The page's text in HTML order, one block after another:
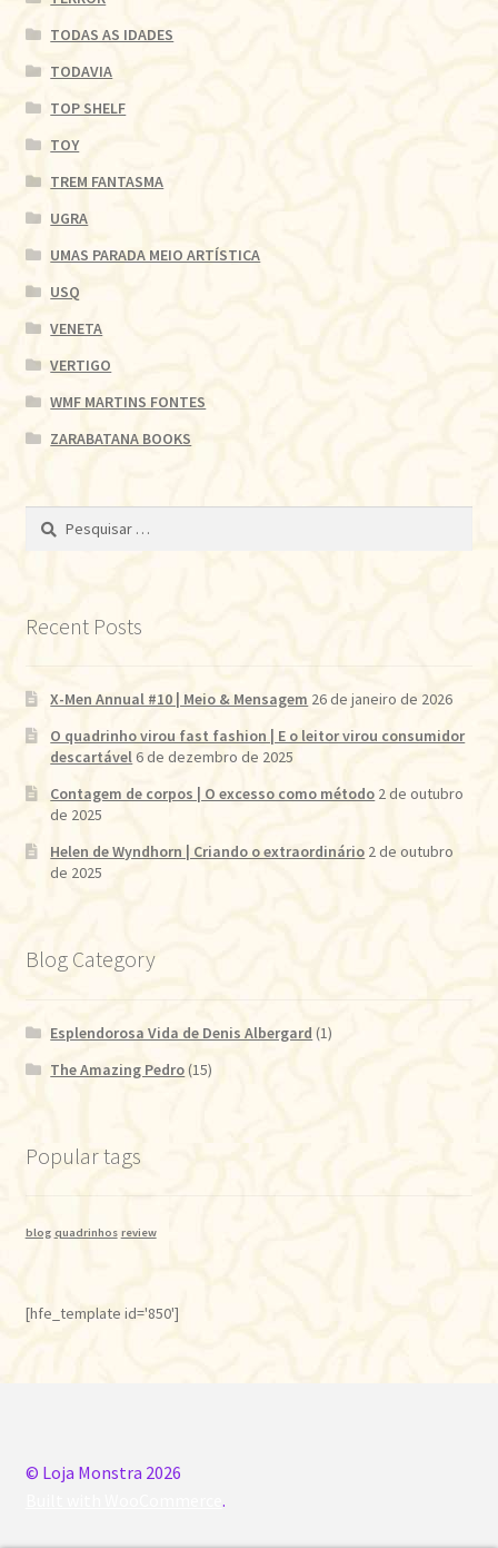
TODAS AS IDADES
TODAVIA
TOP SHELF
TOY
TREM FANTASMA
UGRA
UMAS PARADA MEIO ARTÍSTICA
USQ
VENETA
VERTIGO
WMF MARTINS FONTES
ZARABATANA BOOKS
Pesquisar
Recent Posts
X-Men Annual #10 | Meio & Mensagem 26 de janeiro de 2026
O quadrinho virou fast fashion | E o leitor virou consumidor
descartável6 de dezembro de 2025
Contagem de corpos | O excesso como método 2 de outubro
de 2025
Helen de Wyndhorn | Criando o extraordinário 2 de outubro
de 2025
Blog Category
Esplendorosa Vida de Denis Albergard (1)
The Amazing Pedro (15)
Popular tags
blog quadrinhos review
[hfe_template id='850']
© Loja Monstra 2026
.